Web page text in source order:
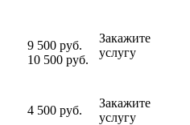
9 500 руб.
10 500 руб.
Закажите
услугу
4 500 руб.
Закажите
услугу